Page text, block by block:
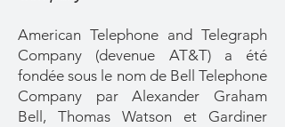
​American Telephone and Telegraph
Company (devenue AT&T) a été
fondée sous le nom de Bell Telephone
Company par Alexander Graham
Bell, Thomas Watson et Gardiner